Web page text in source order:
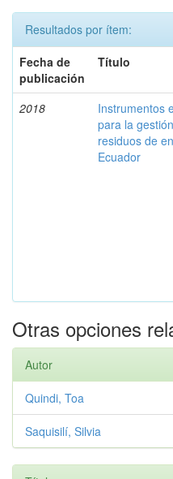
Resultados por ítem:
Fecha de
publicación
Título
2018
Instrumentos
para la
residuos de
Ecuador
Otras opciones
Autor
Quindi, Toa
Saquisilí, Silvia